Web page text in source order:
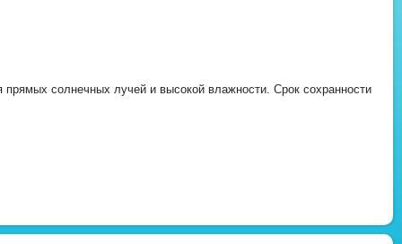
солнечных лучей и высокой влажности. Срок сохранности